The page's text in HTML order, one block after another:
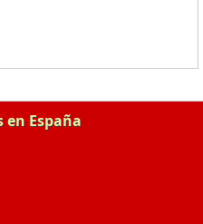
en España